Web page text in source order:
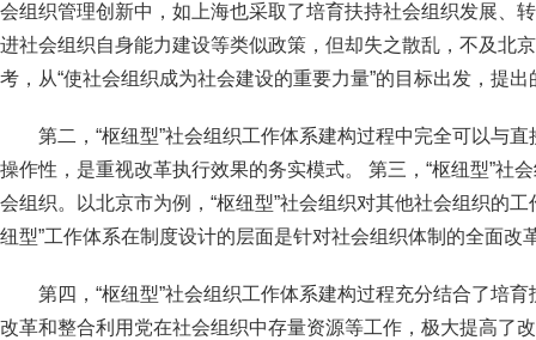
会组织管理创新中，如上海也采取了培育扶持社会组织发展、
进社会组织自身能力建设等类似政策，但却失之散乱，不及北
考，从“使社会组织成为社会建设的重要力量”的目标出发，提
第二，“枢纽型”社会组织工作体系建构过程中完全可以与
操作性，是重视改革执行效果的务实模式。 第三，“枢纽型”社
会组织。以北京市为例，“枢纽型”社会组织对其他社会组织的
纽型”工作体系在制度设计的层面是针对社会组织体制的全面改
第四，“枢纽型”社会组织工作体系建构过程充分结合了培
改革和整合利用党在社会组织中存量资源等工作，极大提高了